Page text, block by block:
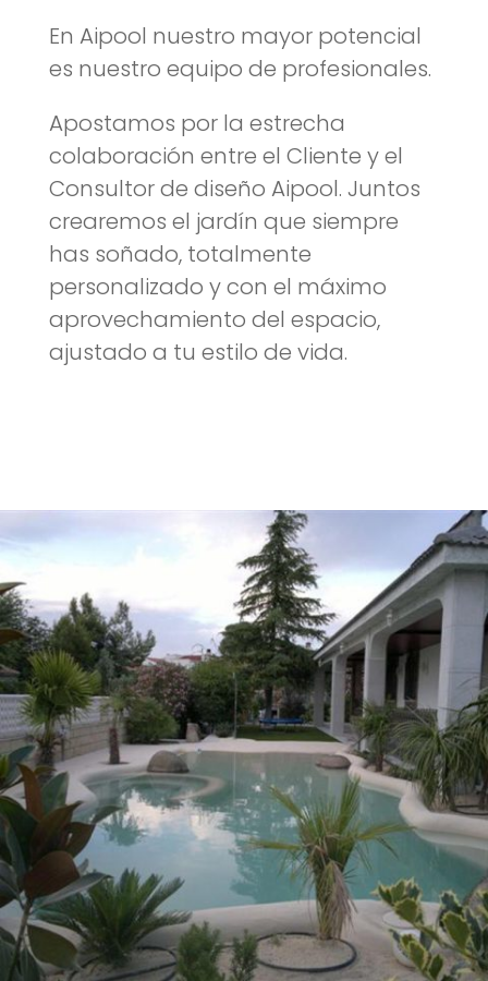
En Aipool nuestro mayor potencial
es nuestro equipo de profesionales.
Apostamos por la estrecha
colaboración entre el Cliente y el
Consultor de diseño Aipool. Juntos
crearemos el jardín que siempre
has soñado, totalmente
personalizado y con el máximo
aprovechamiento del espacio,
ajustado a tu estilo de vida.